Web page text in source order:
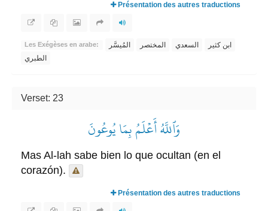
Présentation des autres traductions
Les Exégèses en arabe: المُيسَّر المختصر السعدي
ابن كثير
الطبري
Verset: 23
وَٱللَّهُ أَعۡلَمُ بِمَا يُوعُونَ
Mas Al-lah sabe bien lo que ocultan (en el
corazón).
Présentation des autres traductions